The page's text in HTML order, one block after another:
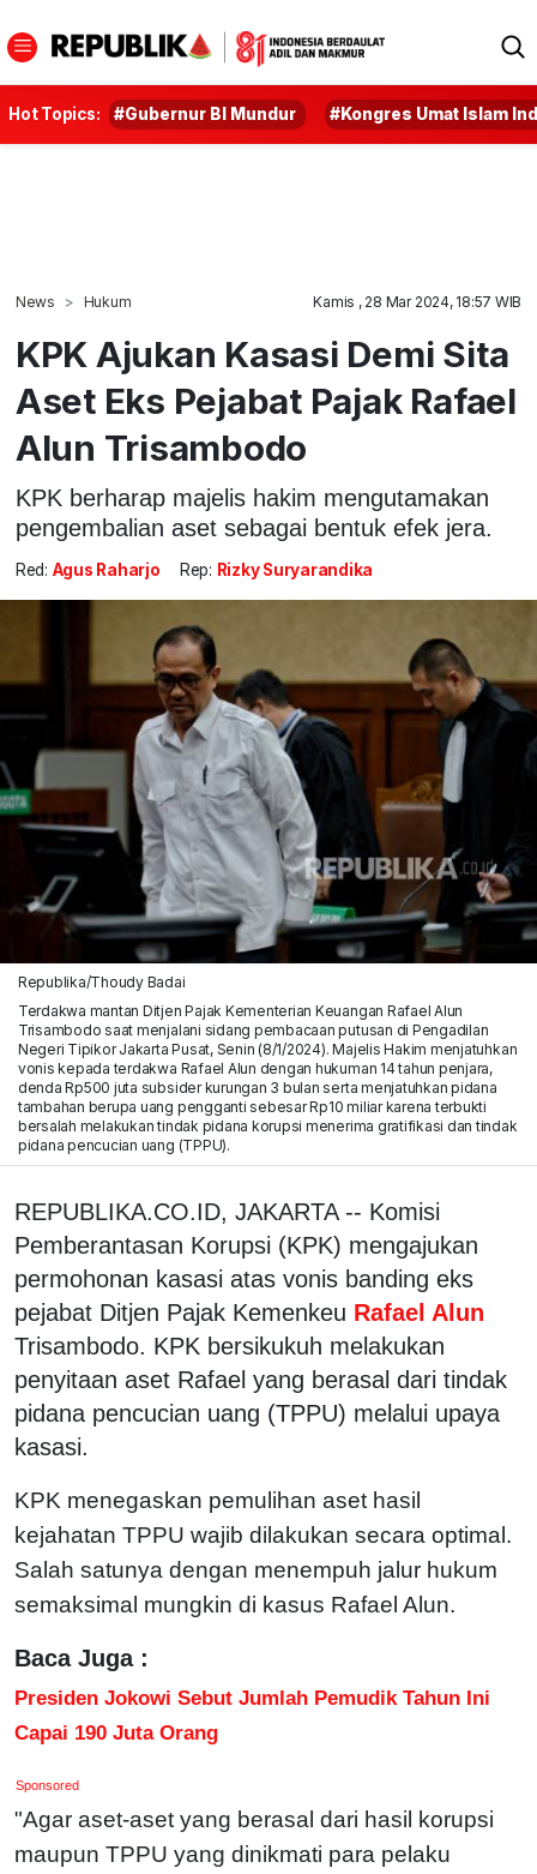
Hot Topics: #Gubernur BI Mundur #Kongres Umat Islam
News Hukum Kamis , 28 Mar 2024, 18:57 WIB
KPK Ajukan Kasasi Demi Sita
Aset Eks Pejabat Pajak Rafael
Alun Trisambodo
KPK berharap majelis hakim mengutamakan
pengembalian aset sebagai bentuk efek jera.
Red: Agus Raharjo Rep: Rizky Suryarandika
Republika/Thoudy Badai
Terdakwa mantan Ditjen Pajak Kementerian Keuangan Rafael Alun
Trisambodo saat menjalani sidang pembacaan putusan di Pengadilan
Negeri Tipikor Jakarta Pusat, Senin (8/1/2024). Majelis Hakim menjatuhkan
vonis kepada terdakwa Rafael Alun dengan hukuman 14 tahun penjara,
denda Rp500 juta subsider kurungan 3 bulan serta menjatuhkan pidana
tambahan berupa uang pengganti sebesar Rp10 miliar karena terbukti
bersalah melakukan tindak pidana korupsi menerima gratifikasi dan tindak
pidana pencucian uang (TPPU).
REPUBLIKA.CO.ID, JAKARTA -- Komisi
Pemberantasan Korupsi (KPK) mengajukan
permohonan kasasi atas vonis banding eks
pejabat Ditjen Pajak Kemenkeu Rafael Alun
Trisambodo. KPK bersikukuh melakukan
penyitaan aset Rafael yang berasal dari tindak
pidana pencucian uang (TPPU) melalui upaya
kasasi.
KPK menegaskan pemulihan aset hasil
kejahatan TPPU wajib dilakukan secara optimal.
Salah satunya dengan menempuh jalur hukum
semaksimal mungkin di kasus Rafael Alun.
Baca Juga :
Presiden Jokowi Sebut Jumlah Pemudik Tahun Ini
Capai 190 Juta Orang
Sponsored
"Agar aset-aset yang berasal dari hasil korupsi
maupun TPPU yang dinikmati para pelaku